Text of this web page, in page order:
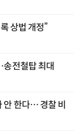
상법 개정”
전철탑 최대
안 한다… 경찰 비